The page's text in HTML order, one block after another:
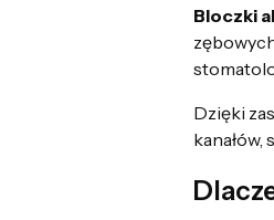
Bloczki
Dzięki